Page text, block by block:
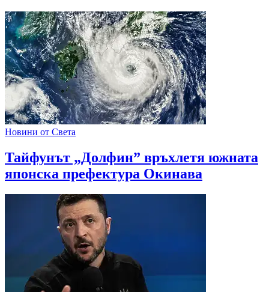
Новини от Света
Тайфунът „Долфин” връхлетя южната
японска префектура Окинава